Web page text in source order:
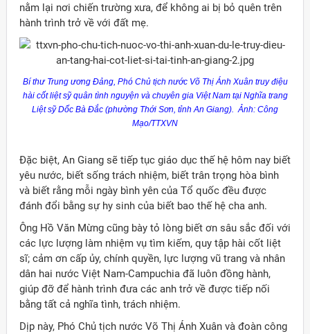
nằm lại nơi chiến trường xưa, để không ai bị bỏ quên trên
hành trình trở về với đất mẹ.
Bí thư Trung ương Đảng, Phó Chủ tịch nước Võ Thị Ánh Xuân truy điệu
hài cốt liệtsỹquân tình nguyện và chuyên gia Việt Nam tại Nghĩa trang
LiệtsỹDốc Bà Đắc (phường Thới Sơn, tỉnh An Giang). Ảnh: Công
Mạo/TTXVN
Đặc biệt, An Giang sẽ tiếp tục giáo dục thế hệ hôm nay biết
yêu nước, biết sống trách nhiệm, biết trân trọng hòa bình
và biết rằng mỗi ngày bình yên của Tổ quốc đều được
đánh đổi bằng sự hy sinh của biết bao thế hệ cha anh.
Ông Hồ Văn Mừng cũng bày tỏ lòng biết ơn sâu sắc đối với
các lực lượng làm nhiệm vụ tìm kiếm, quy tập hài cốt liệt
sĩ; cảm ơn cấp ủy, chính quyền, lực lượng vũ trang và nhân
dân hai nước Việt Nam-Campuchia đã luôn đồng hành,
giúp đỡ để hành trình đưa các anh trở về được tiếp nối
bằng tất cả nghĩa tình, trách nhiệm.
Dịp này, Phó Chủ tịch nước Võ Thị Ánh Xuân và đoàn công